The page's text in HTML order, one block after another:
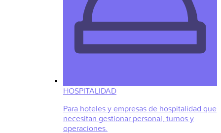
HOSPITALIDAD
Para hoteles y empresas de hospitalidad que
necesitan gestionar personal, turnos y
operaciones.